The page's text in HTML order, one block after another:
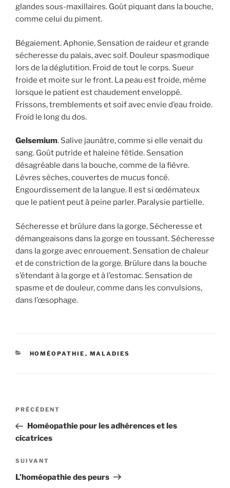
glandes sous-maxillaires. Goût piquant dans la bouche,
comme celui du piment.
Bégaiement. Aphonie, Sensation de raideur et grande
sécheresse du palais, avec soif. Douleur spasmodique
lors de la déglutition. Froid de tout le corps. Sueur
froide et moite sur le front. La peau est froide, même
lorsque le patient est chaudement enveloppé.
Frissons, tremblements et soif avec envie d’eau froide.
Froid le long du dos.
Gelsemium. Salive jaunâtre, comme si elle venait du
sang. Goût putride et haleine fétide. Sensation
désagréable dans la bouche, comme de la fièvre.
Lèvres sèches, couvertes de mucus foncé.
Engourdissement de la langue. Il est si œdémateux
que le patient peut à peine parler. Paralysie partielle.
Sécheresse et brûlure dans la gorge. Sécheresse et
démangeaisons dans la gorge en toussant. Sécheresse
dans la gorge avec enrouement. Sensation de chaleur
et de constriction de la gorge. Brûlure dans la bouche
s’étendant à la gorge et à l’estomac. Sensation de
spasme et de douleur, comme dans les convulsions,
dans l’œsophage.
CATÉGORIES
HOMÉOPATHIE , MALADIES
Navigation
l’article
Article
précédent
PRÉCÉDENT
Homéopathie pour les adhérences et les
cicatrices
Article
suivant
SUIVANT
L’homéopathie des peurs